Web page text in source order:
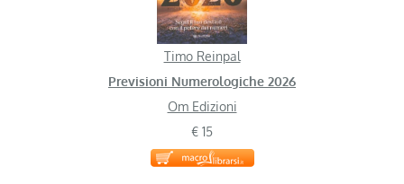
Timo Reinpal
Previsioni Numerologiche 2026
Om Edizioni
€ 15